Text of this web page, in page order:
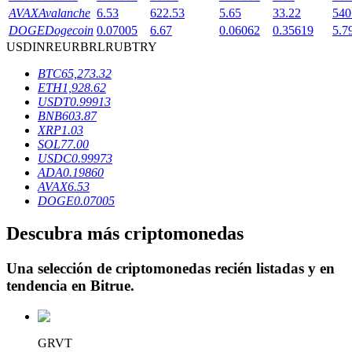
Inversiones exclusivas para titulares de BTR
Servicio de préstamos respaldado por criptomonedas
AVAXAvalanche 6.53 622.53 5.65 33.22
DOGEDogecoin 0.07005 6.67 0.06062 0.35619
USDINREURBRLRUBTRY
BTC65,273.32
ETH1,928.62
USDT0.99913
BNB603.87
XRP1.03
SOL77.00
USDC0.99973
ADA0.19860
AVAX6.53
DOGE0.07005
Descubra más criptomonedas
Una selección de criptomonedas recién listadas y en
tendencia en Bitrue.
GRVT